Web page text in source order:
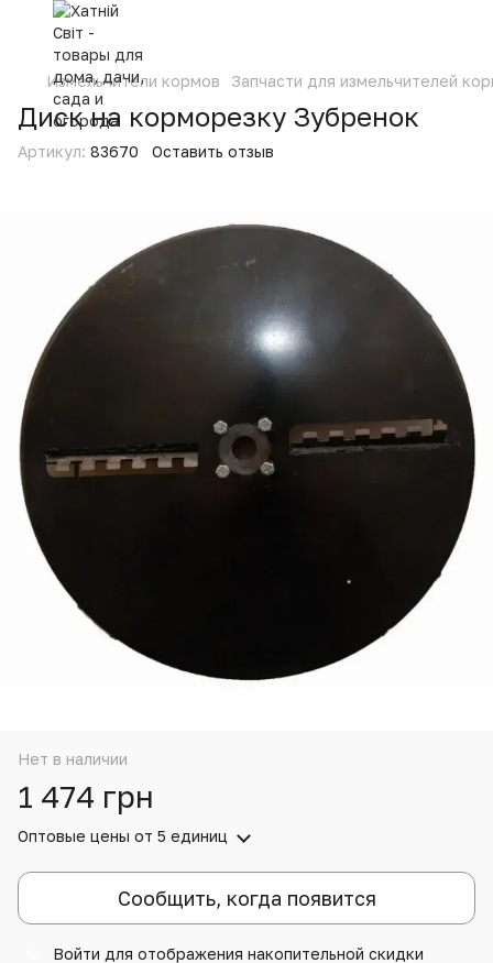
Измельчители кормов Запчасти для измельчителей
Диск на корморезку Зубренок
Артикул: 83670 Оставить отзыв
Нет в наличии
1 474 грн
Оптовые цены от 5 единиц
Сообщить, когда появится
Войти для отображения накопительной скидки